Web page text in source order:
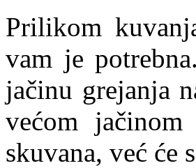
Prilikom
vam je
jačinu grejanja
većom
skuvana, već će